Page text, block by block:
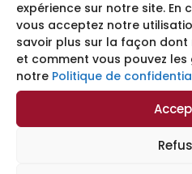
expérience sur notre site. En
vous acceptez notre
savoir plus sur la façon dont
et comment vous pouvez
notre Politique de
INGRÉDIENTS
Ingrédients :
40%,
sucre de canne,œuf
poudre à lever